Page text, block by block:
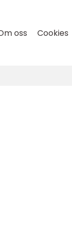
oss Cookies